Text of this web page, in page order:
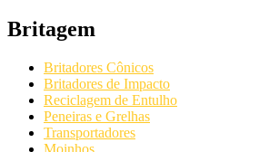
Britagem
Britadores Cônicos
Britadores de Impacto
Reciclagem de Entulho
Peneiras e Grelhas
Transportadores
Moinhos